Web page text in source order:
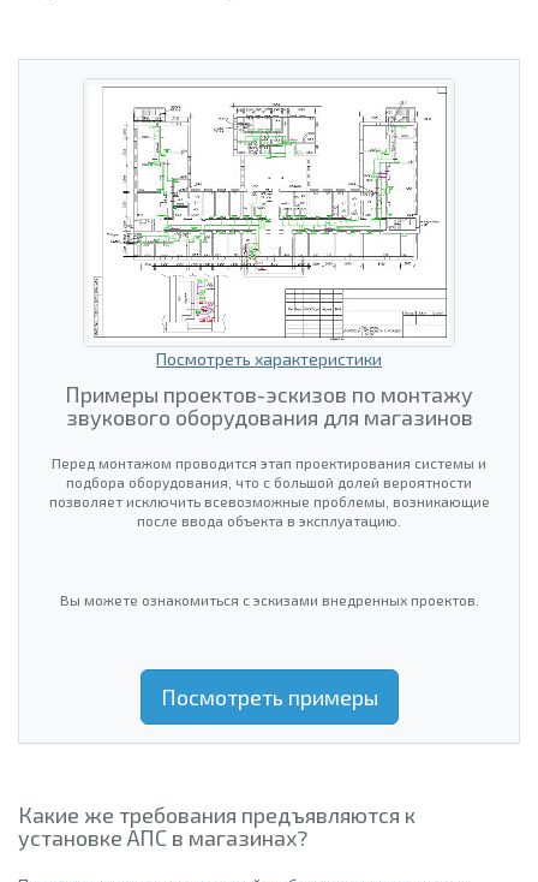
Посмотреть характеристики
Примеры проектов-эскизов по монтажу
звукового оборудования для магазинов
Перед монтажом проводится этап проектирования системы и
подбора оборудования, что с большой долей вероятности
позволяет исключить всевозможные проблемы, возникающие
после ввода объекта в эксплуатацию.
Вы можете ознакомиться с эскизами внедренных проектов.
Посмотреть примеры
Какие же требования предъявляются к
установке АПС в магазинах?